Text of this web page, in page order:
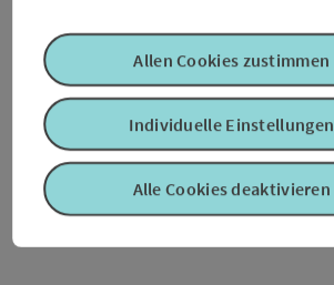
powered by
Alle Cookies deaktivieren
Individuelle Einstellungen
Allen Cookies zustimmen